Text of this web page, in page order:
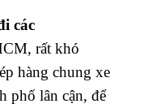
các
rất khó
hàng chung xe
phố lân cận, để